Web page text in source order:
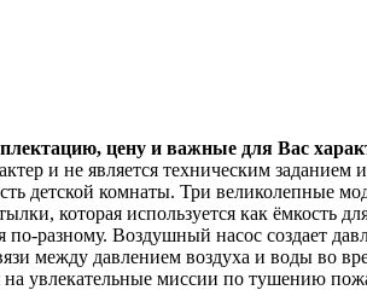
цену и важные для Вас
и не является техническим
детской комнаты. Три великолепные
которая используется как
по-разному. Воздушный насос создает
между давлением воздуха и воды во
увлекательные миссии по тушению